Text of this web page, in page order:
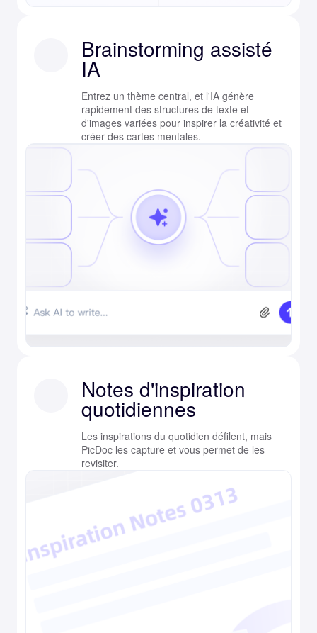
Brainstorming assisté
IA
Entrez un thème central, et l'IA génère
rapidement des structures de texte et
d'images variées pour inspirer la créativité et
créer des cartes mentales.
Notes d'inspiration
quotidiennes
Les inspirations du quotidien défilent, mais
PicDoc les capture et vous permet de les
revisiter.